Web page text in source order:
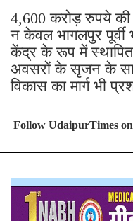
4,600 करोड़ रुपये
न केवल भागलपुर
केंद्र के रूप में स्थापित
अवसरों के सृजन के
विकास का मार्ग भी
Follow UdaipurTimes on